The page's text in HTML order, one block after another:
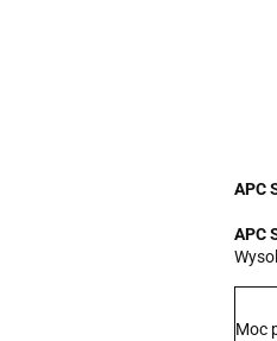
APC
APC
Moc